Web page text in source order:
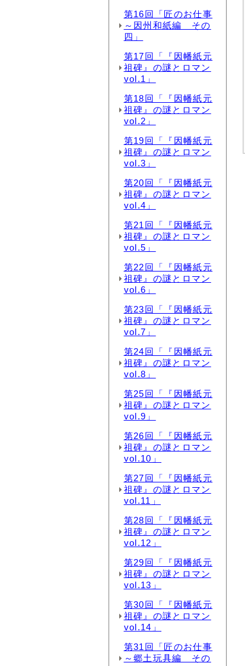
第16回「匠のお仕事
～因州和紙編 その
四」
第17回「『因幡紙元
祖碑』の謎とロマン
vol.1」
第18回「『因幡紙元
祖碑』の謎とロマン
vol.2」
第19回「『因幡紙元
祖碑』の謎とロマン
vol.3」
第20回「『因幡紙元
祖碑』の謎とロマン
vol.4」
第21回「『因幡紙元
祖碑』の謎とロマン
vol.5」
第22回「『因幡紙元
祖碑』の謎とロマン
vol.6」
第23回「『因幡紙元
祖碑』の謎とロマン
vol.7」
第24回「『因幡紙元
祖碑』の謎とロマン
vol.8」
第25回「『因幡紙元
祖碑』の謎とロマン
vol.9」
第26回「『因幡紙元
祖碑』の謎とロマン
vol.10」
第27回「『因幡紙元
祖碑』の謎とロマン
vol.11」
第28回「『因幡紙元
祖碑』の謎とロマン
vol.12」
第29回「『因幡紙元
祖碑』の謎とロマン
vol.13」
第30回「『因幡紙元
祖碑』の謎とロマン
vol.14」
第31回「匠のお仕事
～郷土玩具編 その